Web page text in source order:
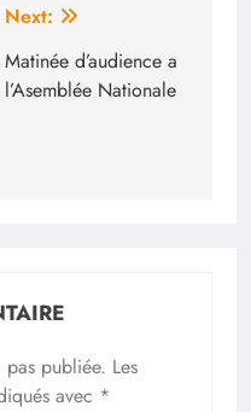
Next:
Matinée d’audience a
l’Asemblée Nationale
pas publiée. Les
avec *